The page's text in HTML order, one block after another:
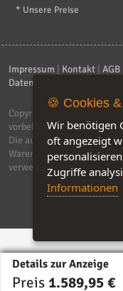
Details zur Anzeige
Preis 1.589,95 €
* Unsere Preise
Impressum Kontakt AGB
Datenschutzerklärung
Copyright © 2026
vorbehalten.
Die auf dieser Seite
Warenzeichen sind
verwendet Affiliat-Links,
🍪 Cookies
Wir benötigen
oft angezeigt
Zugriffe
Informationen